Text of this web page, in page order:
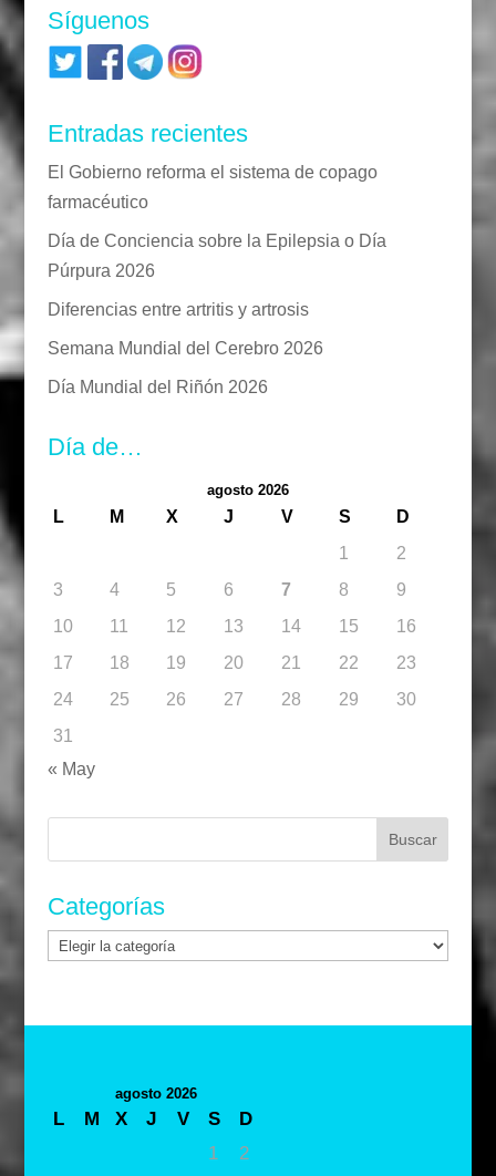
Síguenos
Entradas recientes
El Gobierno reforma el sistema de copago
farmacéutico
Día de Conciencia sobre la Epilepsia o Día
Púrpura 2026
Diferencias entre artritis y artrosis
Semana Mundial del Cerebro 2026
Día Mundial del Riñón 2026
Día de…
agosto 2026
L M X J V S
D
1
2
3
4 5 6 7 8
9
10
11 12 13 14 15
16
17
18 19 20 21 22
23
24
25 26 27 28 29
30
31
« May
Buscar:
Categorías
Categorías
agosto 2026
L M X J V S
D
1
2